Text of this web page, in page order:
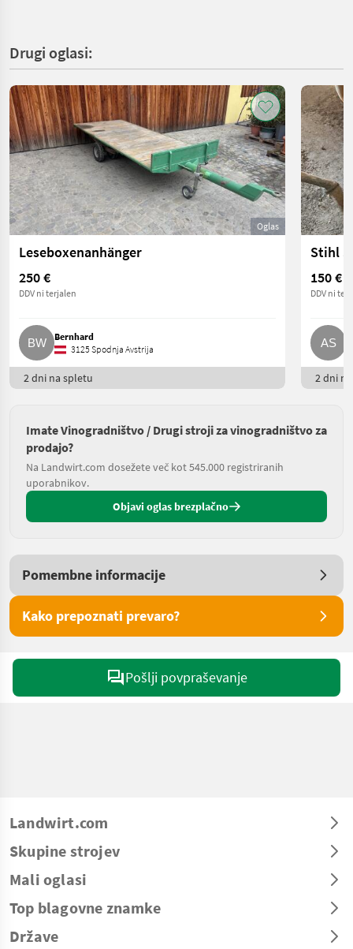
Drugi oglasi:
Oglas
Leseboxenanhänger
250 €
DDV ni terjalen
Bernhard
3125 Spodnja Avstrija
2 dni na spletu
Stihl
150 €
DDV ni
2 dni
Imate Vinogradništvo / Drugi stroji za vinogradništvo za
prodajo?
Na Landwirt.com dosežete več kot 545.000 registriranih
uporabnikov.
Objavi oglas brezplačno
Pomembne informacije
Kako prepoznati prevaro?
Pošlji povpraševanje
Landwirt.com
Skupine strojev
Mali oglasi
Top blagovne znamke
Države